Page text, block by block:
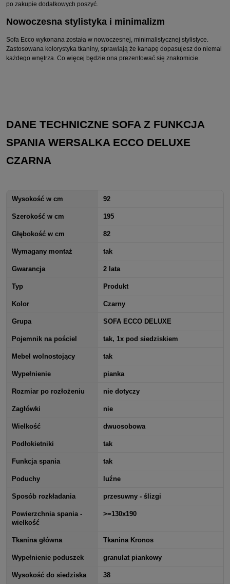
po zakupie dodatkowych poszyć.
Nowoczesna stylistyka i minimalizm
Sofa Ecco wykonana została w nowoczesnej, minimalistycznej stylistyce.
Zastosowana kolorystyka tkaniny, sprawiają że kanapę dopasujesz do niemal
każdego wnętrza. Co więcej będzie ona prezentować się znakomicie.
DANE TECHNICZNE SOFA Z FUNKCJA
SPANIA WERSALKA ECCO DELUXE
CZARNA
Wysokość w cm 92
Szerokość w cm 195
Głębokość w cm 82
Wymagany montaż tak
Gwarancja 2 lata
Typ Produkt
Kolor Czarny
Grupa SOFA ECCO DELUXE
Pojemnik na pościel tak, 1x pod siedziskiem
Mebel wolnostojący tak
Wypełnienie pianka
Rozmiar po rozłożeniu nie dotyczy
Zagłówki nie
Wielkość dwuosobowa
Podłokietniki tak
Funkcja spania tak
Poduchy luźne
Sposób rozkładania przesuwny - ślizgi
Powierzchnia spania -
wielkość
>=130x190
Tkanina główna Tkanina Kronos
Wypełnienie poduszek granulat piankowy
Wysokość do siedziska 38